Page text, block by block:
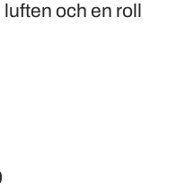
och en roll